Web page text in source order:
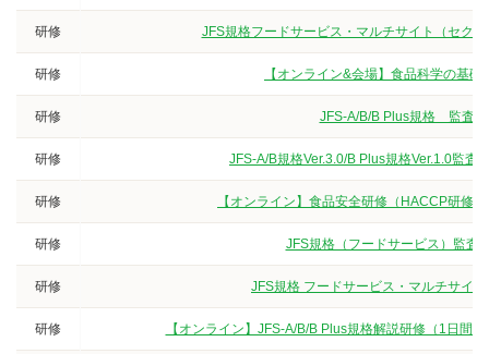
研修 JFS規格フードサービス・マルチサイト（セク
研修 【オンライン&会場】食品科学の基
研修 JFS-A/B/B Plus規格 監査員
研修 JFS-A/B規格Ver.3.0/B Plus規格Ver.1.0監
研修 【オンライン】食品安全研修（HACCP研修
研修 JFS規格（フードサービス）監査
研修 JFS規格 フードサービス・マルチサイ
研修 【オンライン】JFS-A/B/B Plus規格解説研修（1日間